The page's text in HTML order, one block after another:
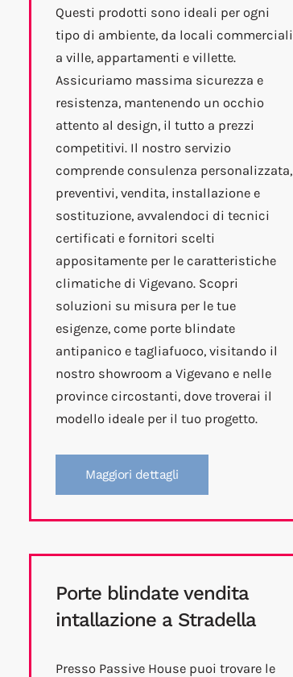
Questi prodotti sono ideali per ogni
tipo di ambiente, da locali commerciali
a ville, appartamenti e villette.
Assicuriamo massima sicurezza e
resistenza, mantenendo un occhio
attento al design, il tutto a prezzi
competitivi. Il nostro servizio
comprende consulenza personalizzata,
preventivi, vendita, installazione e
sostituzione, avvalendoci di tecnici
certificati e fornitori scelti
appositamente per le caratteristiche
climatiche di Vigevano. Scopri
soluzioni su misura per le tue
esigenze, come porte blindate
antipanico e tagliafuoco, visitando il
nostro showroom a Vigevano e nelle
province circostanti, dove troverai il
modello ideale per il tuo progetto.
Maggiori dettagli
Porte blindate vendita
intallazione a Stradella
Presso Passive House puoi trovare le